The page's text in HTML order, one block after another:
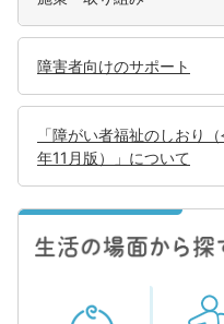
障害者向けのサポート
「障がい者福祉のしおり
年11月版）」について